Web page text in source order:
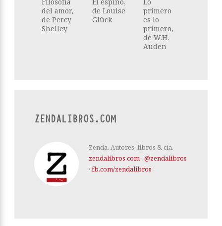
del amor,
de Percy
Shelley
de Louise
Glück
primero
es lo
primero,
de W.H.
Auden
ZENDALIBROS.COM
Zenda. Autores, libros & cía.
zendalibros.com · @zendalibros
· fb.com/zendalibros